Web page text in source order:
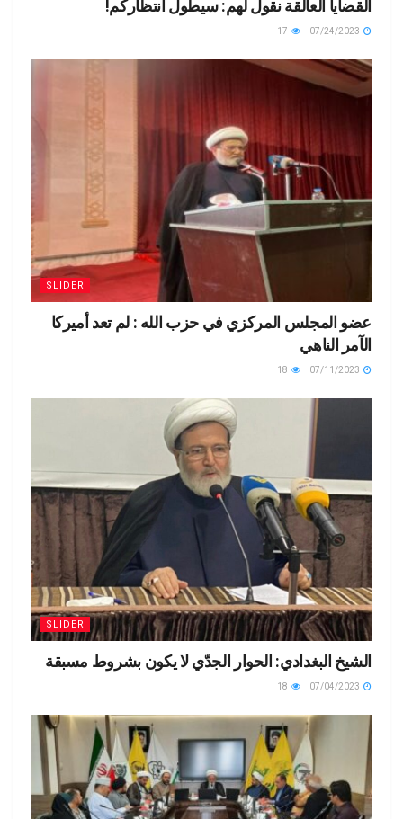
القضايا العالقة نقول لهم: سيطول انتظاركم!
SLIDER
عضو المجلس المركزي في حزب الله : لم تعد أميركا
الآمر الناهي
SLIDER
الشيخ البغدادي: الحوار الجدّي لا يكون بشروط مسبقة